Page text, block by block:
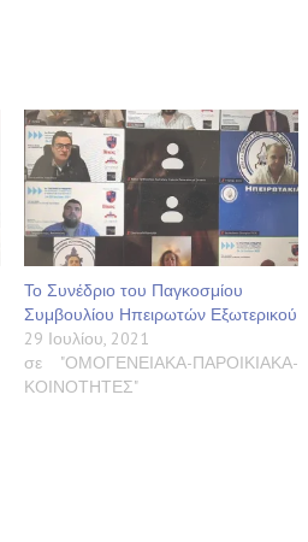
Το Συνέδριο του Παγκοσμίου
Συμβουλίου Ηπειρωτών Εξωτερικού
29 Ιουλίου, 2021
σε "ΟΜΟΓΕΝΕΙΑΚΑ-ΠΑΡΟΙΚΙΑΚΑ-
ΚΟΙΝΟΤΗΤΕΣ"